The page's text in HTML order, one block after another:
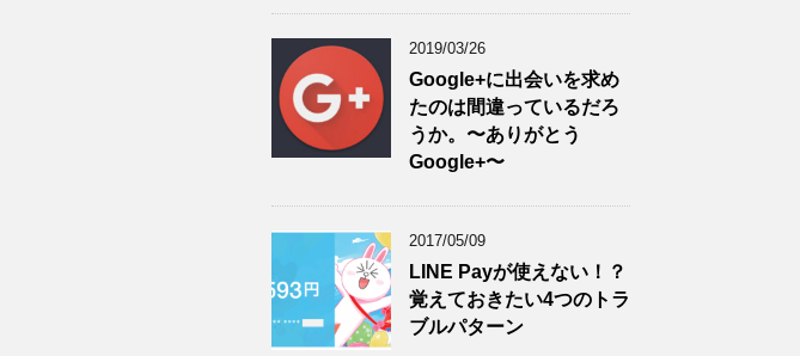
2019/03/26
Google+に出会いを求め
たのは間違っているだろ
うか。〜ありがとう
Google+〜
2017/05/09
LINE Payが使えない！？
覚えておきたい4つのトラ
ブルパターン